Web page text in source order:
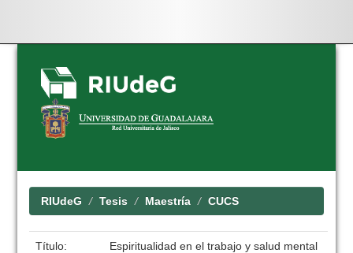
Skip
navigation
RIUdeG Tesis Maestría CUCS
Título:
Espiritualidad en el trabajo y salud mental